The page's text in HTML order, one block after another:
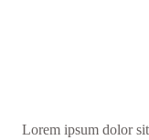
Lorem ipsum dolor